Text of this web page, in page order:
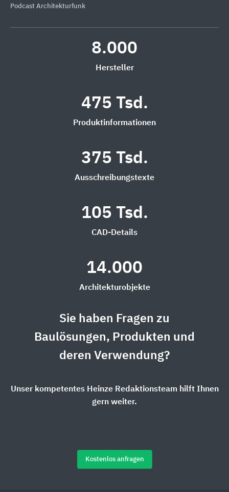
Podcast Architekturfunk
8.000
Hersteller
475 Tsd.
Produktinformationen
375 Tsd.
Ausschreibungstexte
105 Tsd.
CAD-Details
14.000
Architekturobjekte
Sie haben Fragen zu
Baulösungen, Produkten und
deren Verwendung?
Unser kompetentes Heinze Redaktionsteam hilft Ihnen
gern weiter.
Kostenlos anfragen